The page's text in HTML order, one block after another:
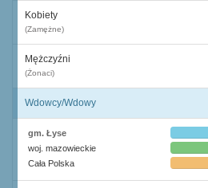
Kobiety
(Zamężne)
Mężczyźni
(Żonaci)
Wdowcy/Wdowy
gm. Łyse
woj. mazowieckie
Cała Polska